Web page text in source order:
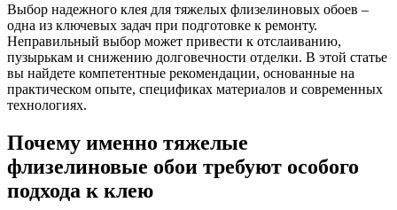
Выбор надежного клея для тяжелых флизелиновых обоев –
одна из ключевых задач при подготовке к ремонту.
Неправильный выбор может привести к отслаиванию,
пузырькам и снижению долговечности отделки. В этой статье
вы найдете компетентные рекомендации, основанные на
практическом опыте, спецификах материалов и современных
технологиях.
Почему именно тяжелые
флизелиновые обои требуют особого
подхода к клею